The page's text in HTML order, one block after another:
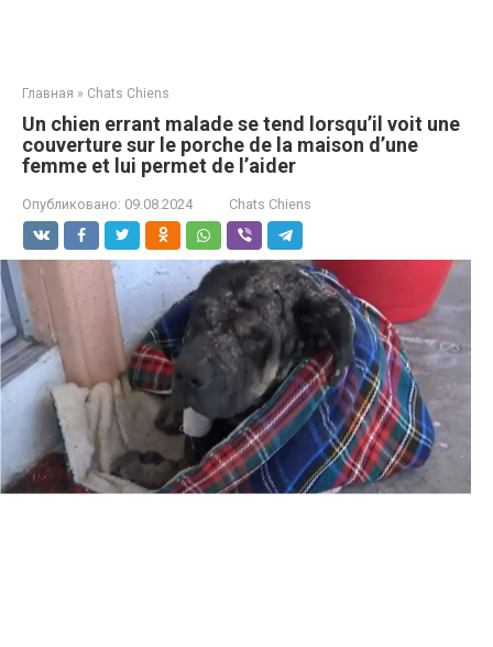
Главная » Chats Chiens
Un chien errant malade se tend lorsqu’il voit une
couverture sur le porche de la maison d’une
femme et lui permet de l’aider
Опубликовано: 09.08.2024 Chats Chiens